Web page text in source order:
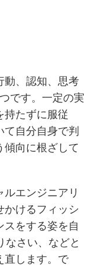
動、認知、思考
です。一定の実
持たずに服従
て自分自身で判
傾向に根ざして
エンジニアリ
かけるフィッシ
スをする姿を自
なさい、などと
直します。で